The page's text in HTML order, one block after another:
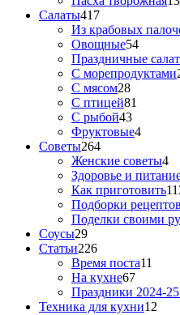
Салаты417
Из крабовых
Овощные54
Праздничные
С морепродуктами
С мясом28
С птицей81
С рыбой43
Фруктовые4
Советы264
Женские советы4
Здоровье и
Как приготовить
Подборки рецептов
Поделки своими
Соусы29
Статьи226
Время поста11
На кухне67
Праздники 2024-
Техника для кухни12